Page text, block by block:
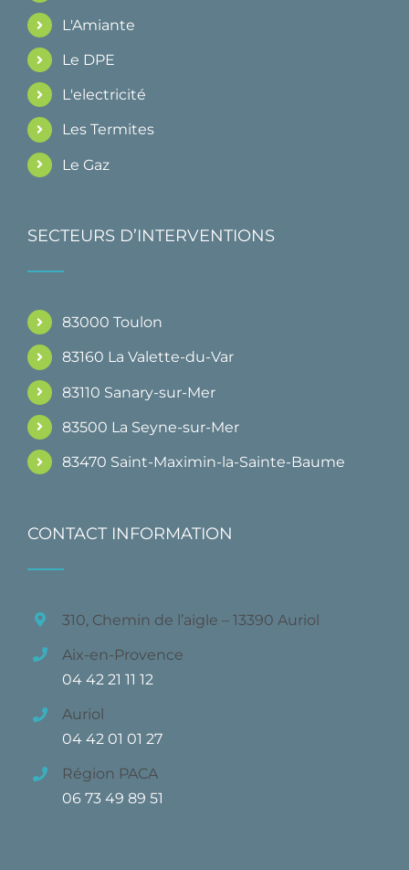
L'Amiante
Le DPE
L'electricité
Les Termites
Le Gaz
SECTEURS D’INTERVENTIONS
83000 Toulon
83160 La Valette-du-Var
83110 Sanary-sur-Mer
83500 La Seyne-sur-Mer
83470 Saint-Maximin-la-Sainte-Baume
CONTACT INFORMATION
310, Chemin de l’aigle – 13390 Auriol
Aix-en-Provence
04 42 21 11 12
Auriol
04 42 01 01 27
Région PACA
06 73 49 89 51